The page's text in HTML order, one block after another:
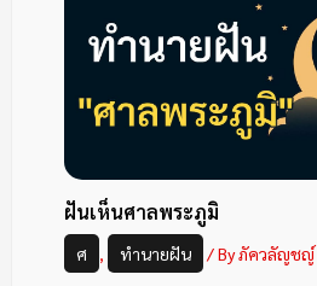
ฝันเห็นศาลพระภูมิ
ศ , ทำนายฝัน / Byภัควลัญชญ์